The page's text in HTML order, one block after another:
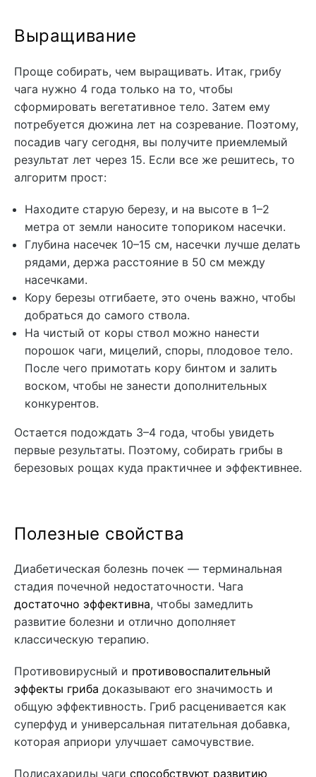
Выращивание
Проще собирать, чем выращивать. Итак, грибу
чага нужно 4 года только на то, чтобы
сформировать вегетативное тело. Затем ему
потребуется дюжина лет на созревание. Поэтому,
посадив чагу сегодня, вы получите приемлемый
результат лет через 15. Если все же решитесь, то
алгоритм прост:
Находите старую березу, и на высоте в 1–2
метра от земли наносите топориком насечки.
Глубина насечек 10–15 см, насечки лучше делать
рядами, держа расстояние в 50 см между
насечками.
Кору березы отгибаете, это очень важно, чтобы
добраться до самого ствола.
На чистый от коры ствол можно нанести
порошок чаги, мицелий, споры, плодовое тело.
После чего примотать кору бинтом и залить
воском, чтобы не занести дополнительных
конкурентов.
Остается подождать 3–4 года, чтобы увидеть
первые результаты. Поэтому, собирать грибы в
березовых рощах куда практичнее и эффективнее.
Полезные свойства
Диабетическая болезнь почек — терминальная
стадия почечной недостаточности. Чага
достаточно эффективна, чтобы замедлить
развитие болезни и отлично дополняет
классическую терапию.
Противовирусный и противовоспалительный
эффекты гриба доказывают его значимость и
общую эффективность. Гриб расценивается как
суперфуд и универсальная питательная добавка,
которая априори улучшает самочувствие.
Полисахариды чаги способствуют развитию